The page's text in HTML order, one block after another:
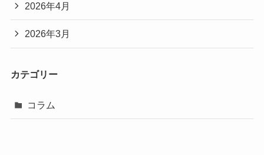
2026年4月
2026年3月
カテゴリー
コラム